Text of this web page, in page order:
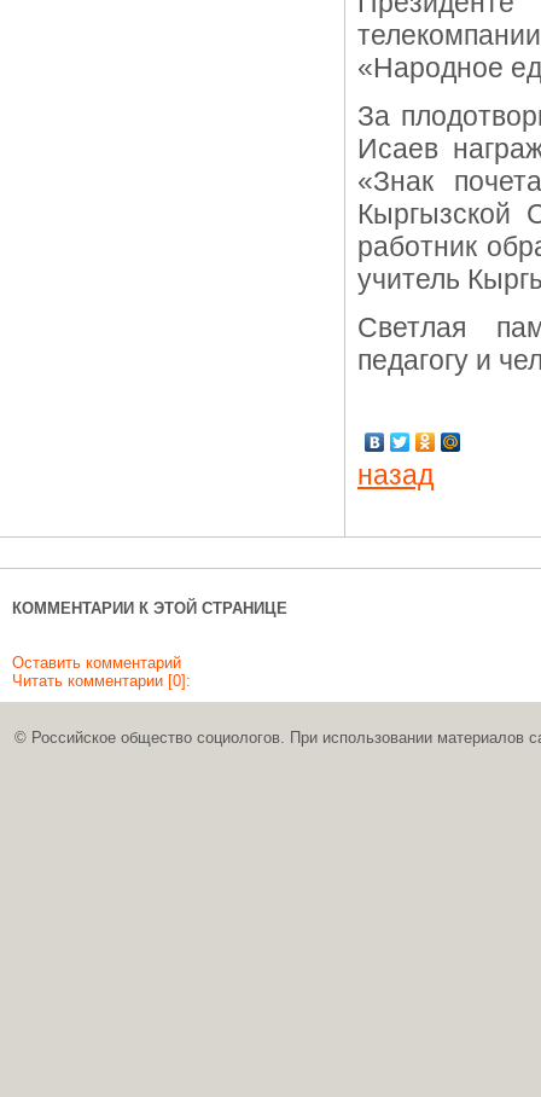
«Народное
За
Исаев
«Знак
Кыргызской
работник
учитель
Светлая
педагогу и
назад
КОММЕНТАРИИ К ЭТОЙ СТРАНИЦЕ
Оставить комментарий
Читать комментарии [0]:
© Российское общество социологов. При использовании материалов